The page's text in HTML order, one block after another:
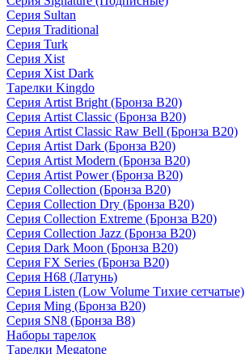
Серия Sultan
Серия Traditional
Серия Turk
Серия Xist
Серия Xist Dark
Тарелки Kingdo
Серия Artist Bright (Бронза B20)
Серия Artist Classic (Бронза B20)
Серия Artist Classic Raw Bell (Бронза B20)
Серия Artist Dark (Бронза B20)
Серия Artist Modern (Бронза B20)
Серия Artist Power (Бронза B20)
Серия Collection (Бронза B20)
Серия Collection Dry (Бронза B20)
Серия Collection Extreme (Бронза B20)
Серия Collection Jazz (Бронза B20)
Серия Dark Moon (Бронза B20)
Серия FX Series (Бронза B20)
Серия H68 (Латунь)
Серия Listen (Low Volume Тихие сетчатые)
Серия Ming (Бронза B20)
Серия SN8 (Бронза B8)
Наборы тарелок
Тарелки Megatone